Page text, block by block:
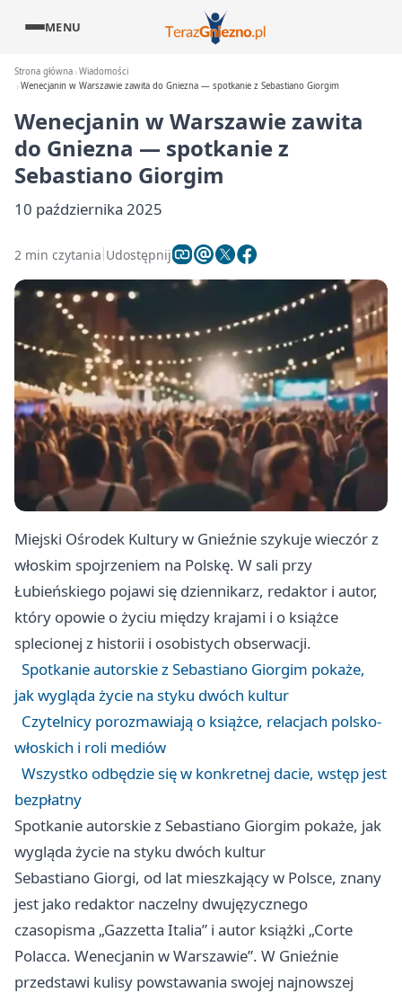
MENU
Strona główna Wiadomości
Wenecjanin w Warszawie zawita do Gniezna — spotkanie z Sebastiano Giorgim
Wenecjanin w Warszawie zawita
do Gniezna — spotkanie z
Sebastiano Giorgim
10 października 2025
2 min czytania Udostępnij
Miejski Ośrodek Kultury w Gnieźnie szykuje wieczór z
włoskim spojrzeniem na Polskę. W sali przy
Łubieńskiego pojawi się dziennikarz, redaktor i autor,
który opowie o życiu między krajami i o książce
splecionej z historii i osobistych obserwacji.
Spotkanie autorskie z Sebastiano Giorgim pokaże,
jak wygląda życie na styku dwóch kultur
Czytelnicy porozmawiają o książce, relacjach polsko-
włoskich i roli mediów
Wszystko odbędzie się w konkretnej dacie, wstęp jest
bezpłatny
Spotkanie autorskie z Sebastiano Giorgim pokaże, jak
wygląda życie na styku dwóch kultur
Sebastiano Giorgi, od lat mieszkający w Polsce, znany
jest jako redaktor naczelny dwujęzycznego
czasopisma „Gazzetta Italia” i autor książki „Corte
Polacca. Wenecjanin w Warszawie”. W Gnieźnie
przedstawi kulisy powstawania swojej najnowszej